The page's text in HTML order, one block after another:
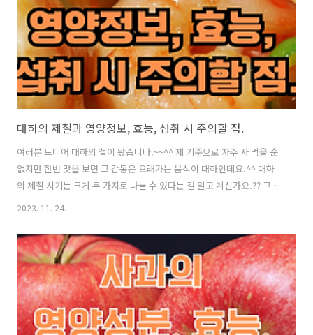
이를 보일 수 있습니다. 특히, 지금 같은 겨울에는 추위 때문에 혈..
대하의 제철과 영양정보, 효능, 섭취 시 주의할 점.
여러분 드디어 대하의 철이 왔습니다.~~^^ 제 기준으로 자주 사 먹을 순
없지만 한번 맛을 보면 그 감동은 오래가는 음식이 대하인데요.^^ 대하
의 제철 시기는 크게 두 가지로 나눌 수 있다는 걸 알고 계신가요.?? 그럼
대하의 제철시기와 영양정보, 효능, 그리고 드실 때 주의할 점까지 함께
다. 봄 대하는 겨울 동안 축적된 영양분을 바탕으로 살이 통통하고 맛이
뛰어납니다. 2. 가을 대하: 가을 대하는 9월부터 11월까지 제철을 맞이합
니다. 가을 대하는 여름동안 축적된 영양분으로 인해 살이 통통하며, 암
수 대하가 함께 나오는 시기로 알려져 있습니다. 3. 대하의 제철을 이용하
면 신선하고 맛있는 대하를 즐길 수 있습니다. 제철에 ..
2023. 11. 24.